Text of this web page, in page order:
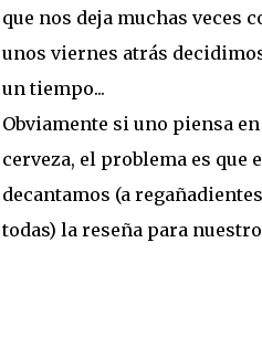
que nos deja muchas veces
unos viernes atrás
un tiempo...
Obviamente si uno piensa
cerveza, el problema es que
decantamos (a
todas) la reseña para